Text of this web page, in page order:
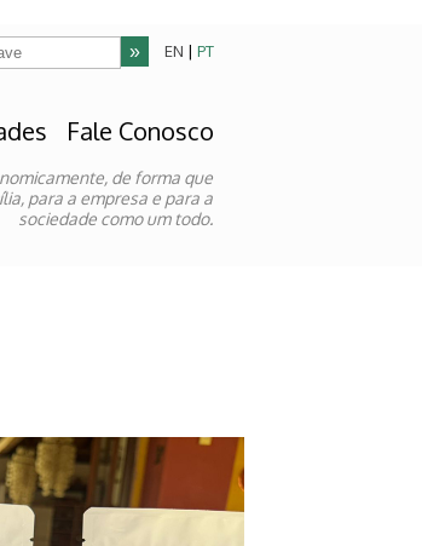
EN | PT
de forma que
para a empresa e para a
sociedade como um todo.
Fale Conosco